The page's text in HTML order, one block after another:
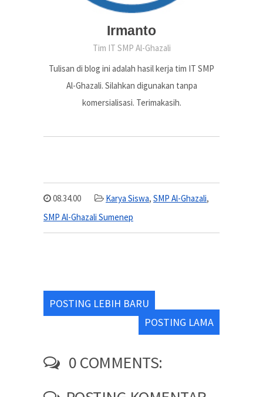
Irmanto
Tim IT SMP Al-Ghazali
Tulisan di blog ini adalah hasil kerja tim IT SMP
Al-Ghazali. Silahkan digunakan tanpa
komersialisasi. Terimakasih.
08.34.00 Karya Siswa, SMP Al-Ghazali,
SMP Al-Ghazali Sumenep
POSTING LEBIH BARU
POSTING LAMA
0 COMMENTS: